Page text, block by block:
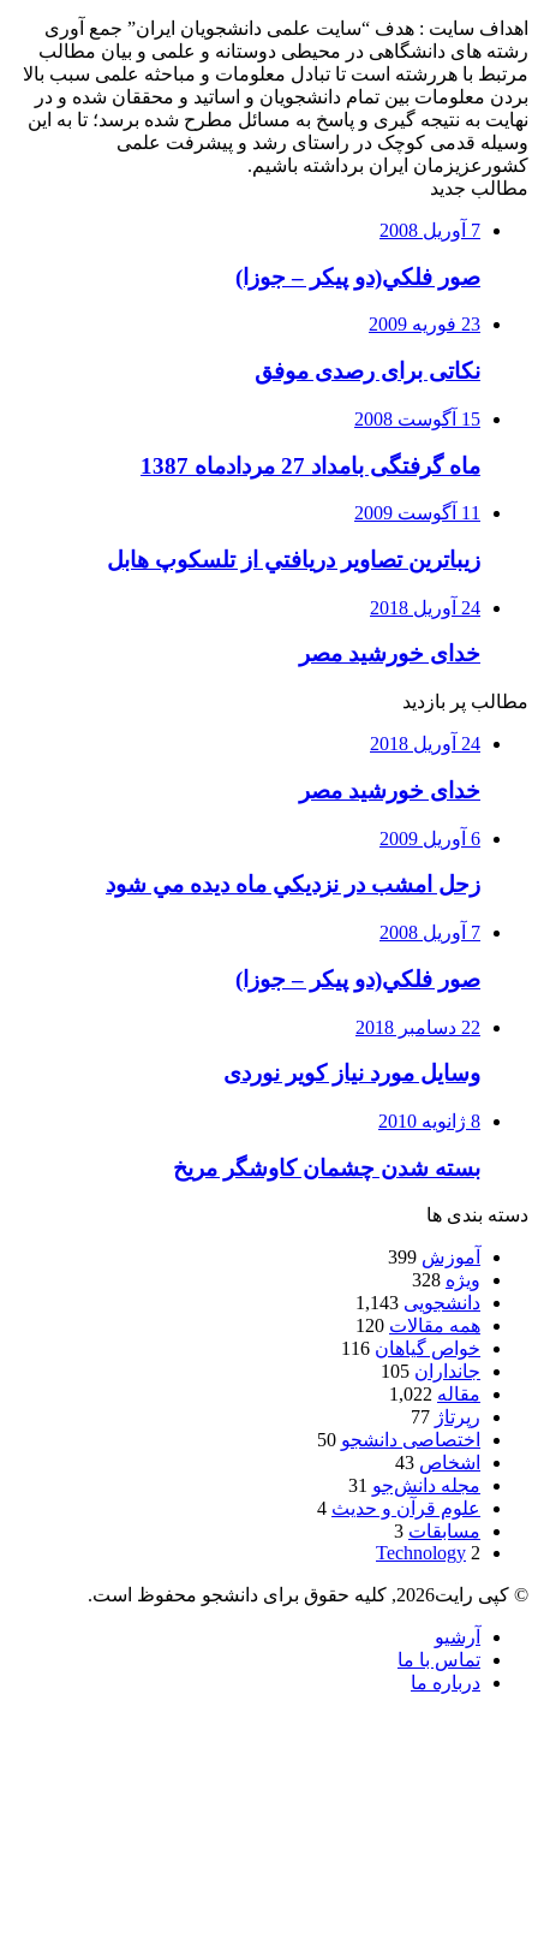
اهداف سایت : هدف “سایت علمی دانشجویان ایران” جمع آوری
رشته های دانشگاهی در محیطی دوستانه و علمی و بیان مطالب
مرتبط با هررشته است تا تبادل معلومات و مباحثه علمی سبب بالا
بردن معلومات بین تمام دانشجویان و اساتید و محققان شده و در
نهایت به نتیجه گیری و پاسخ به مسائل مطرح شده برسد؛ تا به این
وسیله قدمی کوچک در راستای رشد و پیشرفت علمی
کشورعزیزمان ایران برداشته باشیم.
مطالب جدید
7 آوریل 2008
صور فلكي(دو پیکر – جوزا)
23 فوریه 2009
نکاتی برای رصدی موفق
15 آگوست 2008
ماه گرفتگی بامداد 27 مردادماه 1387
11 آگوست 2009
زيباترين تصاوير دريافتي از تلسكوپ هابل
24 آوریل 2018
خدای خورشید مصر
مطالب پر بازدید
24 آوریل 2018
خدای خورشید مصر
6 آوریل 2009
زحل امشب در نزديكي ماه ديده مي شود
7 آوریل 2008
صور فلكي(دو پیکر – جوزا)
22 دسامبر 2018
وسایل مورد نیاز کویر نوردی
8 ژانویه 2010
بسته شدن چشمان کاوشگر مريخ
دسته بندی ها
آموزش 399
ویژه 328
دانشجویی 1,143
همه مقالات 120
خواص گیاهان 116
جانداران 105
مقاله 1,022
رپرتاژ 77
اختصاصی دانشجو 50
اشخاص 43
مجله دانش‌جو 31
علوم قرآن و حدیث 4
مسابقات 3
Technology 2
© کپی رایت2026, کلیه حقوق برای دانشجو محفوظ است.
آرشیو
تماس با ما
درباره ما